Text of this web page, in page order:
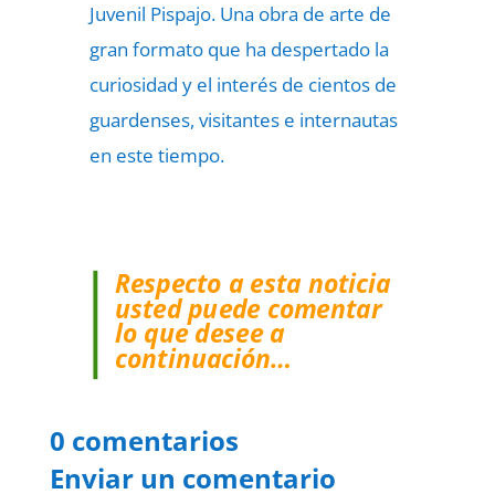
Juvenil Pispajo. Una obra de arte de
gran formato que ha despertado la
curiosidad y el interés de cientos de
guardenses, visitantes e internautas
en este tiempo.
Respecto a esta noticia
usted puede comentar
lo que desee a
continuación…
0 comentarios
Enviar un comentario